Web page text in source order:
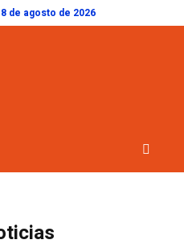
de Lionel, a los 68 años
de agosto de 2026